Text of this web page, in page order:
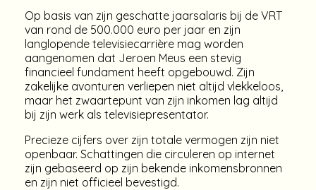
Op basis van zijn geschatte jaarsalaris bij de VRT
van rond de 500.000 euro per jaar en zijn
langlopende televisiecarrière mag worden
aangenomen dat Jeroen Meus een stevig
financieel fundament heeft opgebouwd. Zijn
zakelijke avonturen verliepen niet altijd vlekkeloos,
maar het zwaartepunt van zijn inkomen lag altijd
bij zijn werk als televisiepresentator.
Precieze cijfers over zijn totale vermogen zijn niet
openbaar. Schattingen die circuleren op internet
zijn gebaseerd op zijn bekende inkomensbronnen
en zijn niet officieel bevestigd.